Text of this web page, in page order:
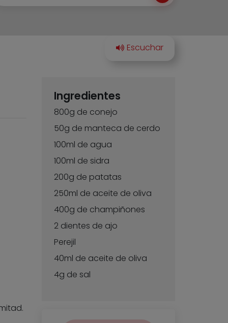
Ingredientes
800g de conejo
50g de manteca de cerdo
100ml de agua
100ml de sidra
200g de patatas
250ml de aceite de oliva
400g de champiñones
2 dientes de ajo
Perejil
40ml de aceite de oliva
4g de sal